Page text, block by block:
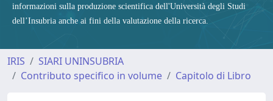
informazioni sulla produzione scientifica dell'Università degli Studi
dell’Insubria anche ai fini della valutazione della ricerca.
IRIS
SIARI UNINSUBRIA
Contributo specifico in volume
Capitolo di Libro